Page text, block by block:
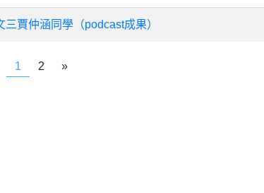
三賈仲涵同學（podcast成果）
1 2 »